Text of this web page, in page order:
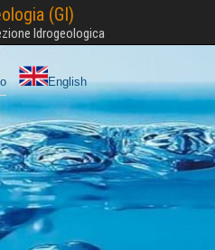
(GI)
Idrogeologica
English